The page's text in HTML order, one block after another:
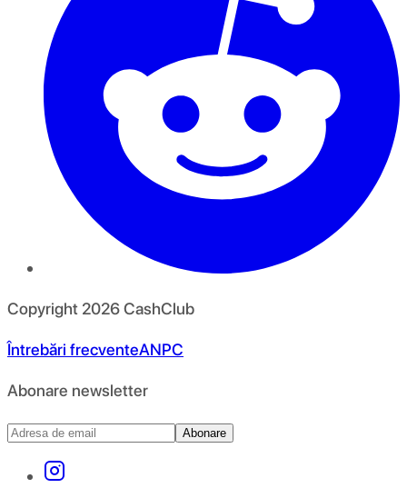
Copyright 2026CashClub
Întrebări frecventeANPC
Abonare newsletter
Abonare